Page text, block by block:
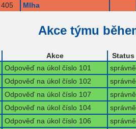
405
Mlha
Akce týmu
Akce Status
Odpověď na úkol číslo 101 správně
Odpověď na úkol číslo 102 správně
Odpověď na úkol číslo 107 správně
Odpověď na úkol číslo 104 správně
Odpověď na úkol číslo 106 správně